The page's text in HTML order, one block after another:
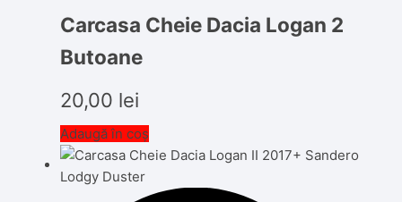
Carcasa Cheie Dacia Logan 2
Butoane
20,00 lei
Adaugă în coș